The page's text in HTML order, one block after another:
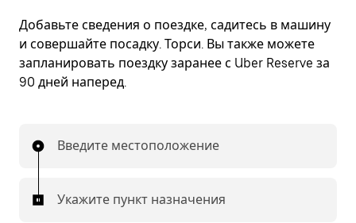
Добавьте сведения о поездке, садитесь в машину
и совершайте посадку. Торси. Вы также можете
запланировать поездку заранее с Uber Reserve за
90 дней наперед.
Введите местоположение
Укажите пункт назначения